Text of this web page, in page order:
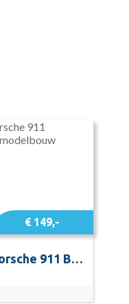
€ 149,-
Franzis Porsche 911 Boxermotor modelbouw